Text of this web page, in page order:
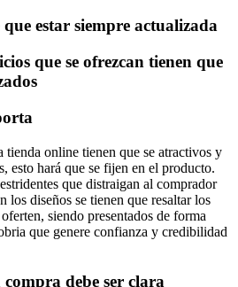
estar siempre actualizada
que se ofrezcan tienen que
tienda online tienen que se atractivos y
esto hará que se fijen en el producto.
que distraigan al comprador
los diseños se tienen que resaltar los
siendo presentados de forma
que genere confianza y credibilidad
debe ser clara